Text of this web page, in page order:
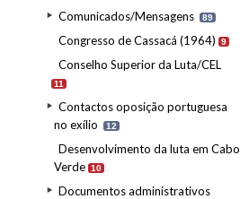
Comunicados/Mensagens 89
Congresso de Cassacá (1964) 9
Conselho Superior da Luta/CEL
11
Contactos oposição portuguesa
no exílio
12
Desenvolvimento da luta em Cabo
Verde 10
Documentos administrativos